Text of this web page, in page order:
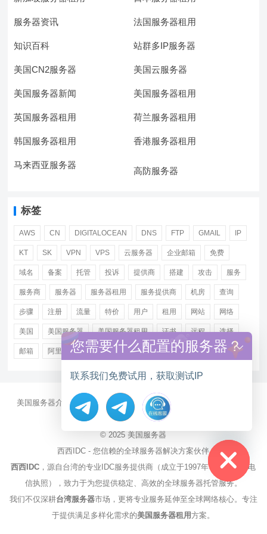
服务器资讯 法国服务器租用
知识百科 站群多IP服务器
美国CN2服务器 美国云服务器
美国服务器新闻 美国服务器租用
英国服务器租用 荷兰服务器租用
韩国服务器租用 香港服务器租用
马来西亚服务器
高防服务器
标签
AWS CN DIGITALOCEAN DNS FTP GMAIL IP
KT SK VPN VPS 云服务器 企业邮箱 免费
域名 备案 托管 投诉 提供商 搭建 攻击 服务
服务商 服务器 服务器租用 服务提供商 机房 查询
步骤 注册 流量 特价 用户 租用 网站 网络
美国 美国服务器 美国服务器租用 证书 远程 选择
邮箱 阿里 香港服务器租用
美国服务器介绍 美国CN2服务器 站群多IP服务器
大带宽服务器
服务器资讯
© 2025 美国服务器
西西IDC - 您信赖的全球服务器解决方案伙伴
西西IDC ，源自台湾的专业IDC服务提供商（成立于1997年，持有NCC电
信执照），致力于为您提供稳定、高效的全球服务器托管服务。
我们不仅深耕台湾服务器市场，更将专业服务延伸至全球网络核心。专注
于提供满足多样化需求的美国服务器租用方案。
Hide chaty
您需要什么配置的服务器？
联系我们免费试用，获取测试IP